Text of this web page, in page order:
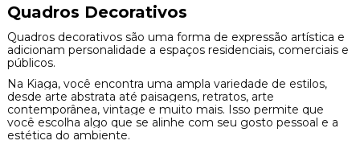
Quadros Decorativos
Quadros decorativos são uma forma de expressão artística e
adicionam personalidade a espaços residenciais, comerciais e
públicos.
Na Kiaga, você encontra uma ampla variedade de estilos,
desde arte abstrata até paisagens, retratos, arte
contemporânea, vintage e muito mais. Isso permite que
você escolha algo que se alinhe com seu gosto pessoal e a
estética do ambiente.